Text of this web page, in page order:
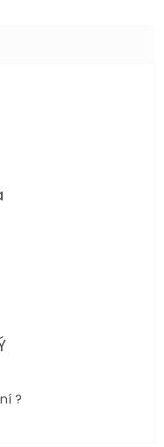
z 5 hvězdiček.
z 5 hvězdiček.
z 5 hvězdiček.
z 5 hvězdiček.
?